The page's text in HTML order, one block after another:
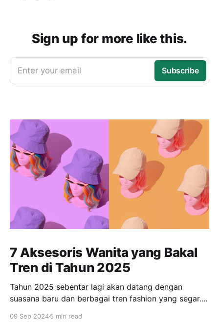
Sign up for more like this.
Enter your email Subscribe
7 Aksesoris Wanita yang Bakal
Tren di Tahun 2025
Tahun 2025 sebentar lagi akan datang dengan
suasana baru dan berbagai tren fashion yang segar.
09 Sep 20245 min read